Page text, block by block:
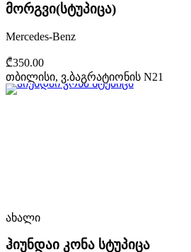
მორგვი(სტუპიცა)
Mercedes-Benz
₾350.00
თბილისი, ვ.ბაგრატიონის N21
ახალი
ჰიუნდაი კონა სტუპიცა